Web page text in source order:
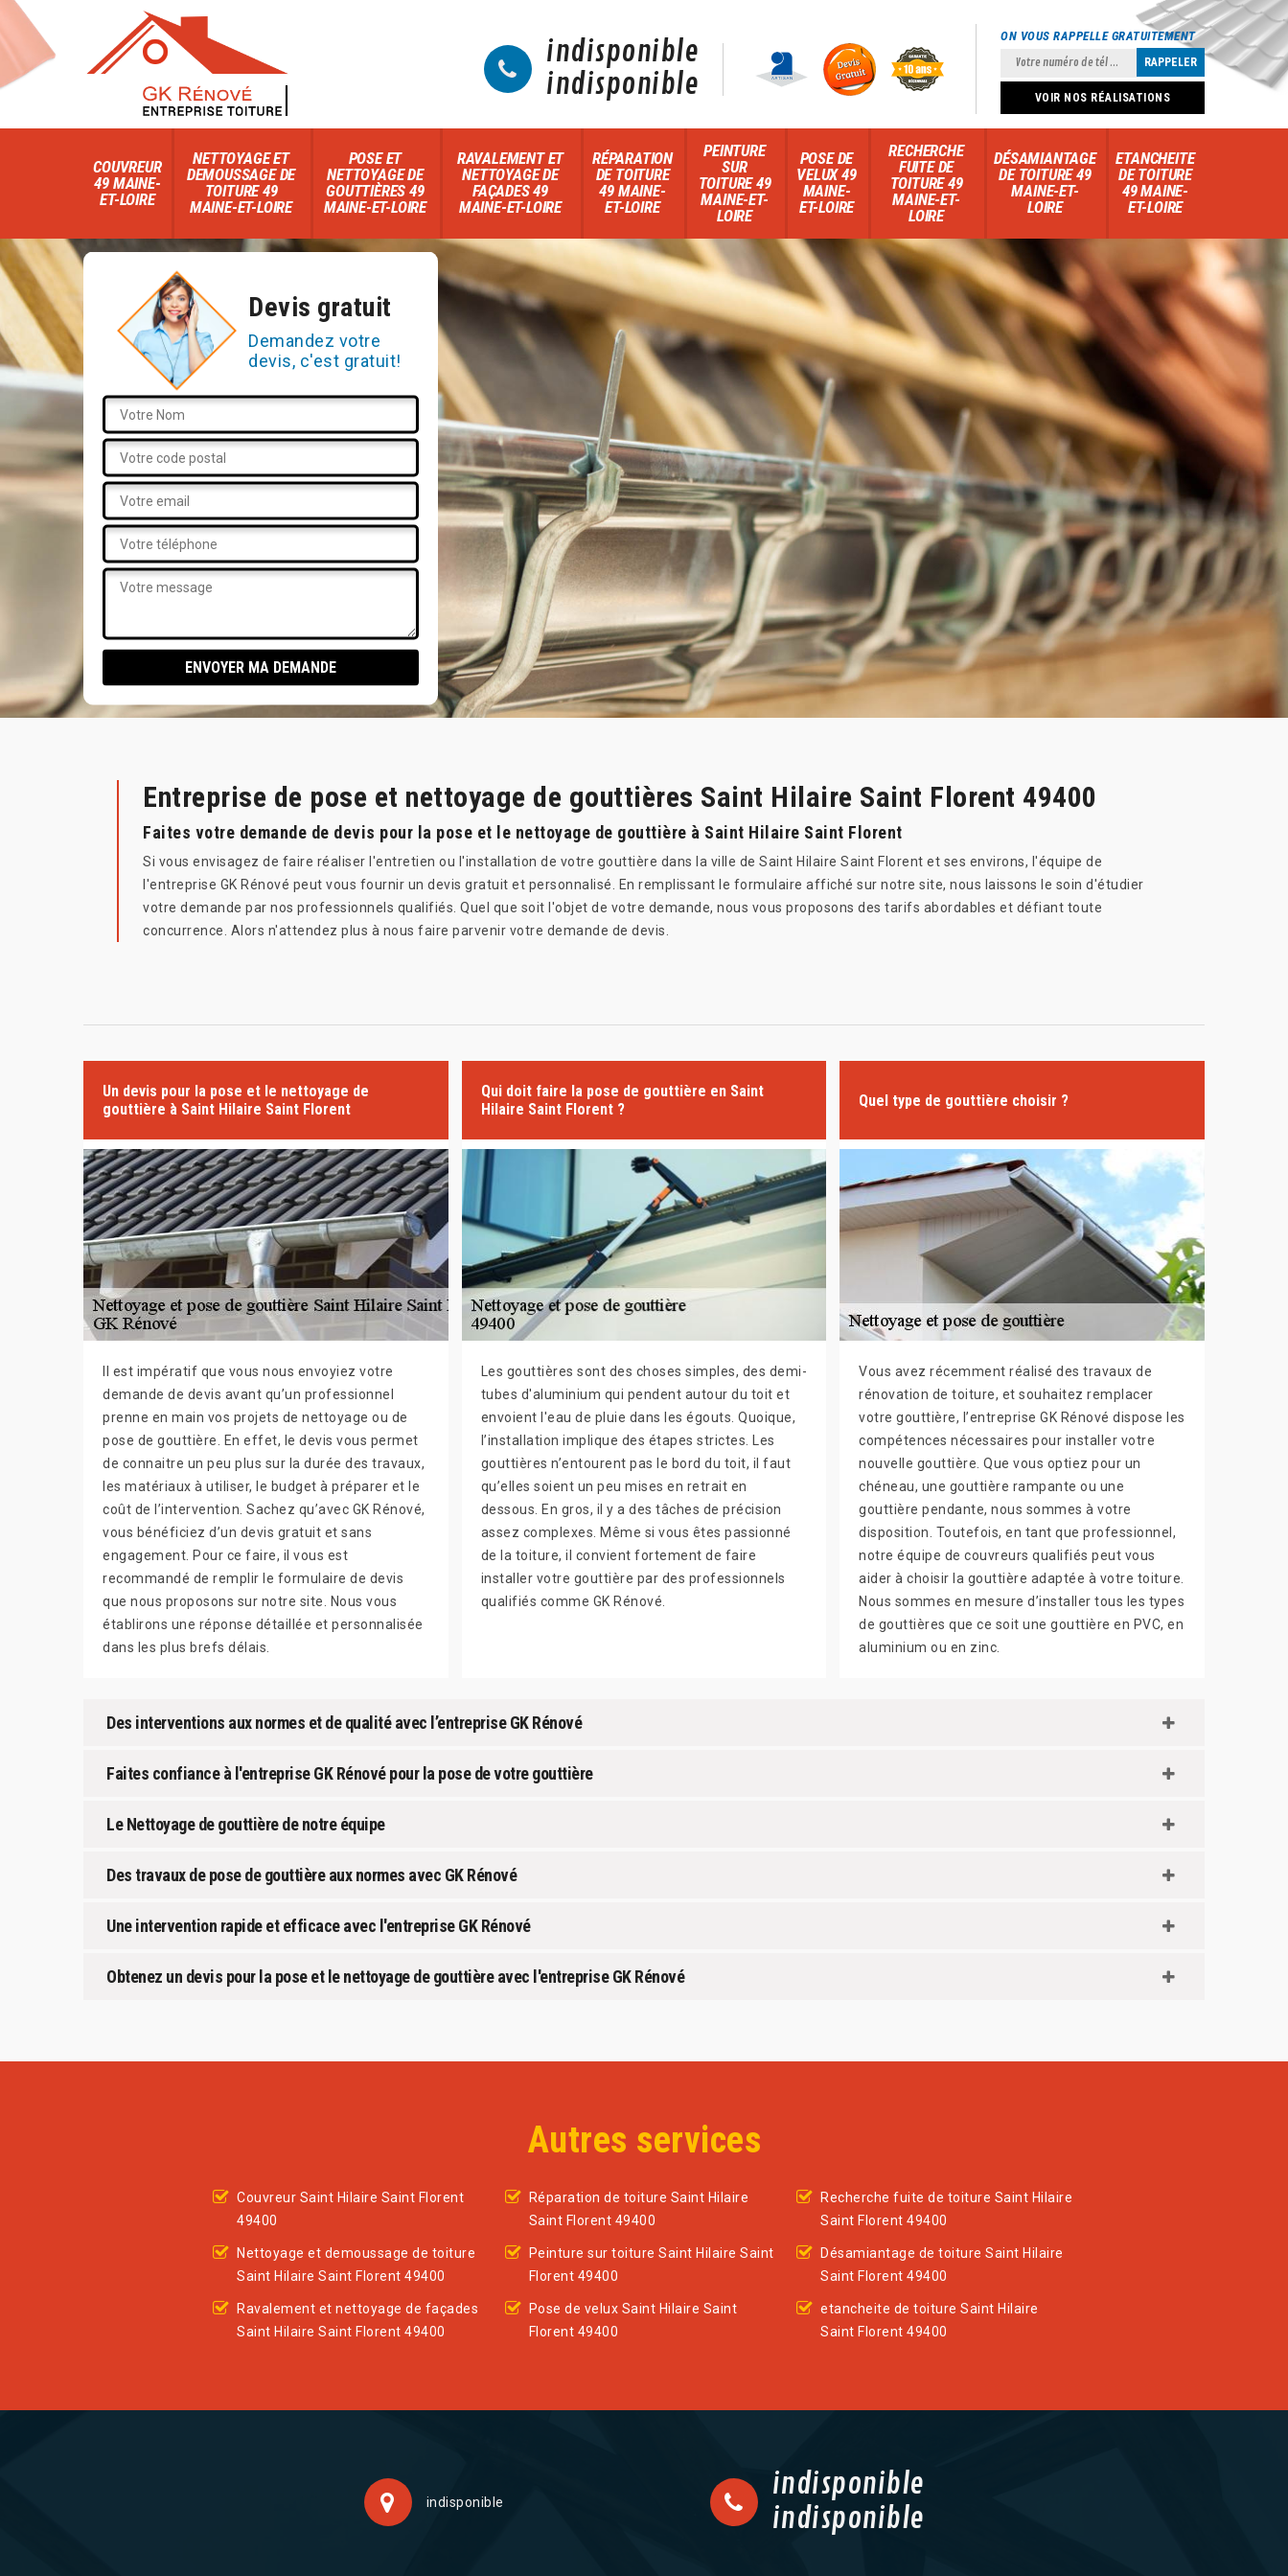
indisponible
indisponible
ON VOUS RAPPELLE GRATUITEMENT
VOIR NOS RÉALISATIONS
COUVREUR
49 MAINE-
ET-LOIRE
NETTOYAGE ET
DEMOUSSAGE DE
TOITURE 49
MAINE-ET-LOIRE
POSE ET
NETTOYAGE DE
GOUTTIÈRES 49
MAINE-ET-LOIRE
RAVALEMENT ET
NETTOYAGE DE
FAÇADES 49
MAINE-ET-LOIRE
RÉPARATION
DE TOITURE
49 MAINE-
ET-LOIRE
PEINTURE
SUR
TOITURE 49
MAINE-ET-
LOIRE
POSE DE
VELUX 49
MAINE-
ET-LOIRE
RECHERCHE
FUITE DE
TOITURE 49
MAINE-ET-
LOIRE
DÉSAMIANTAGE
DE TOITURE 49
MAINE-ET-
LOIRE
ETANCHEITE
DE TOITURE
49 MAINE-
ET-LOIRE
Devis gratuit
Demandez votre
devis, c'est gratuit!
Entreprise de pose et nettoyage de gouttières Saint Hilaire Saint Florent 49400
Faites votre demande de devis pour la pose et le nettoyage de gouttière à Saint Hilaire Saint Florent
Si vous envisagez de faire réaliser l'entretien ou l'installation de votre gouttière dans la ville de Saint Hilaire Saint Florent et ses environs, l'équipe de
l'entreprise GK Rénové peut vous fournir un devis gratuit et personnalisé. En remplissant le formulaire affiché sur notre site, nous laissons le soin d'étudier
votre demande par nos professionnels qualifiés. Quel que soit l'objet de votre demande, nous vous proposons des tarifs abordables et défiant toute
concurrence. Alors n'attendez plus à nous faire parvenir votre demande de devis.
Un devis pour la pose et le nettoyage de
gouttière à Saint Hilaire Saint Florent
Il est impératif que vous nous envoyiez votre
demande de devis avant qu’un professionnel
prenne en main vos projets de nettoyage ou de
pose de gouttière. En effet, le devis vous permet
de connaitre un peu plus sur la durée des travaux,
les matériaux à utiliser, le budget à préparer et le
coût de l’intervention. Sachez qu’avec GK Rénové,
vous bénéficiez d’un devis gratuit et sans
engagement. Pour ce faire, il vous est
recommandé de remplir le formulaire de devis
que nous proposons sur notre site. Nous vous
établirons une réponse détaillée et personnalisée
dans les plus brefs délais.
Qui doit faire la pose de gouttière en Saint
Hilaire Saint Florent ?
Les gouttières sont des choses simples, des demi-
tubes d'aluminium qui pendent autour du toit et
envoient l'eau de pluie dans les égouts. Quoique,
l’installation implique des étapes strictes. Les
gouttières n’entourent pas le bord du toit, il faut
qu’elles soient un peu mises en retrait en
dessous. En gros, il y a des tâches de précision
assez complexes. Même si vous êtes passionné
de la toiture, il convient fortement de faire
installer votre gouttière par des professionnels
qualifiés comme GK Rénové.
Quel type de gouttière choisir ?
Vous avez récemment réalisé des travaux de
rénovation de toiture, et souhaitez remplacer
votre gouttière, l’entreprise GK Rénové dispose les
compétences nécessaires pour installer votre
nouvelle gouttière. Que vous optiez pour un
chéneau, une gouttière rampante ou une
gouttière pendante, nous sommes à votre
disposition. Toutefois, en tant que professionnel,
notre équipe de couvreurs qualifiés peut vous
aider à choisir la gouttière adaptée à votre toiture.
Nous sommes en mesure d’installer tous les types
de gouttières que ce soit une gouttière en PVC, en
aluminium ou en zinc.
Des interventions aux normes et de qualité avec l’entreprise GK Rénové
Faites confiance à l'entreprise GK Rénové pour la pose de votre gouttière
Le Nettoyage de gouttière de notre équipe
Des travaux de pose de gouttière aux normes avec GK Rénové
Une intervention rapide et efficace avec l'entreprise GK Rénové
Obtenez un devis pour la pose et le nettoyage de gouttière avec l'entreprise GK Rénové
Autres services
Couvreur Saint Hilaire Saint Florent
49400
Nettoyage et demoussage de toiture
Saint Hilaire Saint Florent 49400
Ravalement et nettoyage de façades
Saint Hilaire Saint Florent 49400
Réparation de toiture Saint Hilaire
Saint Florent 49400
Peinture sur toiture Saint Hilaire Saint
Florent 49400
Pose de velux Saint Hilaire Saint
Florent 49400
Recherche fuite de toiture Saint Hilaire
Saint Florent 49400
Désamiantage de toiture Saint Hilaire
Saint Florent 49400
etancheite de toiture Saint Hilaire
Saint Florent 49400
indisponible
indisponible
indisponible